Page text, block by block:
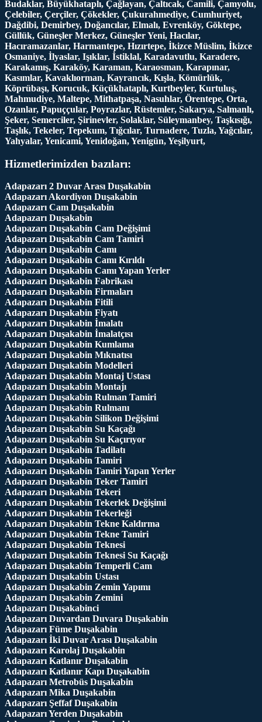
Budaklar, Büyükhataplı, Çağlayan, Çaltıcak, Camili, Çamyolu,
Çelebiler, Çerçiler, Çökekler, Çukurahmediye, Cumhuriyet,
Dağdibi, Demirbey, Doğancılar, Elmalı, Evrenköy, Göktepe,
Güllük, Güneşler Merkez, Güneşler Yeni, Hacılar,
Hacıramazanlar, Harmantepe, Hızırtepe, İkizce Müslim, İkizce
Osmaniye, İlyaslar, Işıklar, İstiklal, Karadavutlu, Karadere,
Karakamış, Karaköy, Karaman, Karaosman, Karapınar,
Kasımlar, Kavaklıorman, Kayrancık, Kışla, Kömürlük,
Köprübaşı, Korucuk, Küçükhataplı, Kurtbeyler, Kurtuluş,
Mahmudiye, Maltepe, Mithatpaşa, Nasuhlar, Örentepe, Orta,
Ozanlar, Papuççular, Poyrazlar, Rüstemler, Sakarya, Salmanlı,
Şeker, Semerciler, Şirinevler, Solaklar, Süleymanbey, Taşkısığı,
Taşlık, Tekeler, Tepekum, Tığcılar, Turnadere, Tuzla, Yağcılar,
Yahyalar, Yenicami, Yenidoğan, Yenigün, Yeşilyurt,
Hizmetlerimizden bazıları:
Adapazarı 2 Duvar Arası Duşakabin
Adapazarı Akordiyon Duşakabin
Adapazarı Cam Duşakabin
Adapazarı Duşakabin
Adapazarı Duşakabin Cam Değişimi
Adapazarı Duşakabin Cam Tamiri
Adapazarı Duşakabin Camı
Adapazarı Duşakabin Camı Kırıldı
Adapazarı Duşakabin Camı Yapan Yerler
Adapazarı Duşakabin Fabrikası
Adapazarı Duşakabin Firmaları
Adapazarı Duşakabin Fitili
Adapazarı Duşakabin Fiyatı
Adapazarı Duşakabin İmalatı
Adapazarı Duşakabin İmalatçısı
Adapazarı Duşakabin Kumlama
Adapazarı Duşakabin Mıknatısı
Adapazarı Duşakabin Modelleri
Adapazarı Duşakabin Montaj Ustası
Adapazarı Duşakabin Montajı
Adapazarı Duşakabin Rulman Tamiri
Adapazarı Duşakabin Rulmanı
Adapazarı Duşakabin Silikon Değişimi
Adapazarı Duşakabin Su Kaçağı
Adapazarı Duşakabin Su Kaçırıyor
Adapazarı Duşakabin Tadilatı
Adapazarı Duşakabin Tamiri
Adapazarı Duşakabin Tamiri Yapan Yerler
Adapazarı Duşakabin Teker Tamiri
Adapazarı Duşakabin Tekeri
Adapazarı Duşakabin Tekerlek Değişimi
Adapazarı Duşakabin Tekerleği
Adapazarı Duşakabin Tekne Kaldırma
Adapazarı Duşakabin Tekne Tamiri
Adapazarı Duşakabin Teknesi
Adapazarı Duşakabin Teknesi Su Kaçağı
Adapazarı Duşakabin Temperli Cam
Adapazarı Duşakabin Ustası
Adapazarı Duşakabin Zemin Yapımı
Adapazarı Duşakabin Zemini
Adapazarı Duşakabinci
Adapazarı Duvardan Duvara Duşakabin
Adapazarı Füme Duşakabin
Adapazarı İki Duvar Arası Duşakabin
Adapazarı Karolaj Duşakabin
Adapazarı Katlanır Duşakabin
Adapazarı Katlanır Kapı Duşakabin
Adapazarı Metrobüs Duşakabin
Adapazarı Mika Duşakabin
Adapazarı Şeffaf Duşakabin
Adapazarı Yerden Duşakabin